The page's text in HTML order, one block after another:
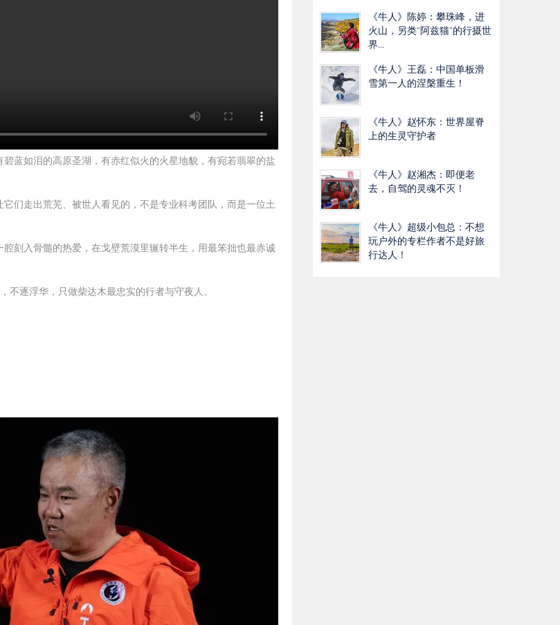
蓝如泪的高原圣湖，有赤红似火的火星地貌，有宛若翡翠的盐
它们走出荒芜、被世人看见的，不是专业科考团队，而是一位土
刻入骨髓的热爱，在戈壁荒漠里辗转半生，用最笨拙也最赤诚
逐浮华，只做柴达木最忠实的行者与守夜人。
《牛人》陈婷：攀珠峰，进
火山，另类“阿兹猫"的行摄世
界...
《牛人》王磊：中国单板滑
雪第一人的涅槃重生！
《牛人》赵怀东：世界屋脊
上的生灵守护者
《牛人》赵湘杰：即便老
去，自驾的灵魂不灭！
《牛人》超级小包总：不想
玩户外的专栏作者不是好旅
行达人！